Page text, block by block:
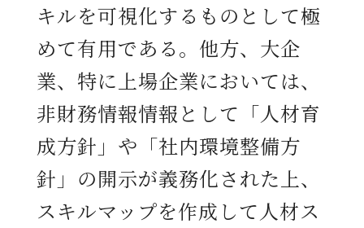
キルを可視化するものとして極
めて有用である。他方、大企
業、特に上場企業においては、
非財務情報情報として「人材育
成方針」や「社内環境整備方
針」の開示が義務化された上、
スキルマップを作成して人材ス